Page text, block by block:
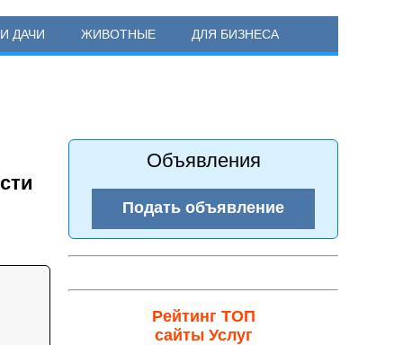
ДАЧИ ЖИВОТНЫЕ ДЛЯ БИЗНЕСА
Объявления
Подать объявление
Рейтинг ТОП
сайты Услуг